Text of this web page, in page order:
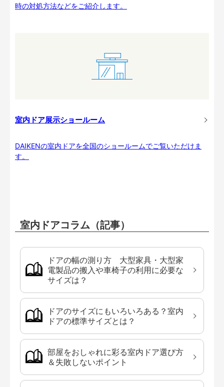
時の対処方法などをご紹介します。
室内ドア展示ショールーム
DAIKENの室内ドアを全国のショールームでご覧いただけま
す。
室内ドアコラム（記事）
ドアの幅の測り方 大型家具・大型家
電製品の搬入や車椅子の利用に必要な
サイズは？
ドアのサイズにもいろいろある？室内
ドアの標準サイズとは？
部屋をおしゃれに彩る室内ドア選び方
＆失敗しないポイント